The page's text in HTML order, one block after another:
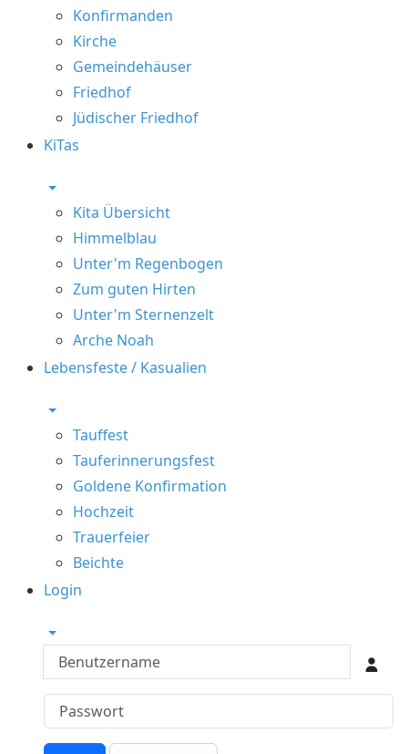
Konfirmanden
Kirche
Gemeindehäuser
Friedhof
Jüdischer Friedhof
KiTas
Kita Übersicht
Himmelblau
Unter'm Regenbogen
Zum guten Hirten
Unter'm Sternenzelt
Arche Noah
Lebensfeste / Kasualien
Tauffest
Tauferinnerungsfest
Goldene Konfirmation
Hochzeit
Trauerfeier
Beichte
Login
Benutzername